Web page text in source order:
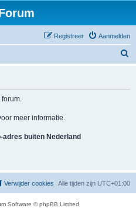
Aanmelden
Registreer
meer informatie.
adres buiten Nederland
Alle tijden zijn UTC+01:00
Verwijder cookies
Software © phpBB Limited